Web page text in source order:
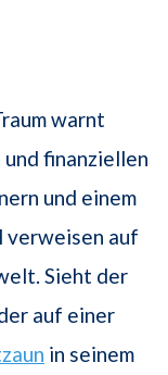
warnt
finanziellen
und einem
verweisen auf
Sieht der
auf einer
in seinem